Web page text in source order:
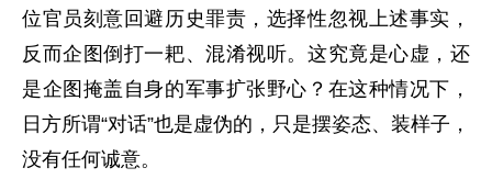
位官员刻意回避历史罪责，选择性忽视上述事实，
反而企图倒打一耙、混淆视听。这究竟是心虚，还
是企图掩盖自身的军事扩张野心？在这种情况下，
日方所谓“对话”也是虚伪的，只是摆姿态、装样子，
没有任何诚意。